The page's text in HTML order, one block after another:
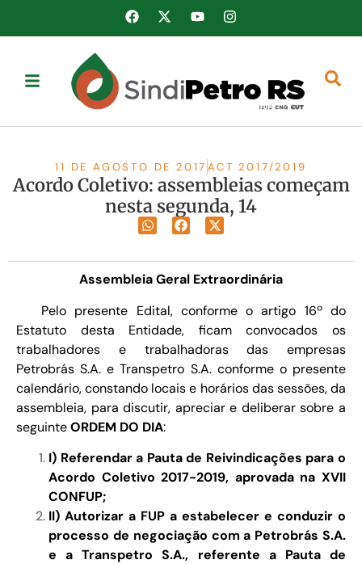
11 DE AGOSTO DE 2017 ACT 2017/2019
Acordo Coletivo: assembleias começam
nesta segunda, 14
Assembleia Geral Extraordinária
Pelo presente Edital, conforme o artigo 16º do
Estatuto desta Entidade, ficam convocados os
trabalhadores e trabalhadoras das empresas
Petrobrás S.A. e Transpetro S.A. conforme o presente
calendário, constando locais e horários das sessões, da
assembleia, para discutir, apreciar e deliberar sobre a
seguinteORDEM DO DIA:
I) Referendar a Pauta de Reivindicações para o
Acordo Coletivo 2017-2019, aprovada na XVII
CONFUP;
II) Autorizar a FUP a estabelecer e conduzir o
processo de negociação com a Petrobrás S.A.
e a Transpetro S.A., referente a Pauta de